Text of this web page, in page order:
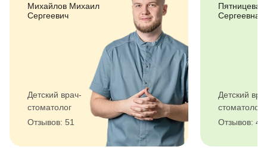
Михайлов Михаил
Сергеевич
Детский врач-
стоматолог
Отзывов: 51
Пятницева
Сергеевна
Детский
стоматолог
Отзывов: 40